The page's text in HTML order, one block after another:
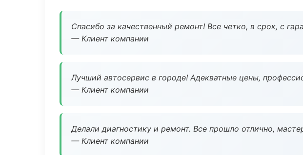
Спасибо за качественный ремонт! Все четко, в срок, с
— Клиент компании
Лучший автосервис в городе! Адекватные цены,
— Клиент компании
Делали диагностику и ремонт. Все прошло отлично,
— Клиент компании